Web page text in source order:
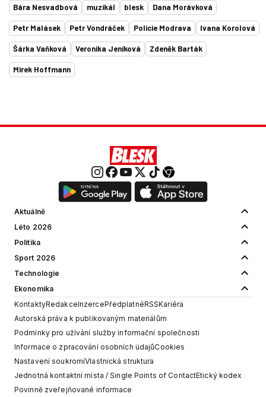
Bára Nesvadbová muzikál blesk Dana Morávková
Petr Malásek Petr Vondráček Policie Modrava Ivana Korolová
Šárka Vaňková Veronika Jeníková Zdeněk Barták
Mirek Hoffmann
Aktuálně
Léto 2026
Politika
Sport 2026
Technologie
Ekonomika
KontaktyRedakceInzercePředplatnéRSSKariéra
Autorská práva k publikovaným materiálům
Podmínky pro užívání služby informační společnosti
Informace o zpracování osobních údajůCookies
Nastavení soukromíVlastnická struktura
Jednotná kontaktní místa / Single Points of ContactEtický kodex
Povinně zveřejňované informace